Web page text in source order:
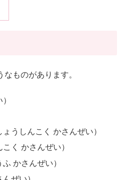
ものがあります。
うしんこく かさんぜい）
く かさんぜい）
かさんぜい）